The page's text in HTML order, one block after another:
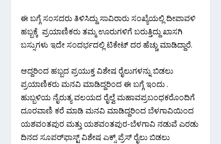
ಈ ಬಗ್ಗೆ ಸಂಸದರು ತಿಳಿಸಿದ್ದು ಸಾವಿರಾರು ಸಂಖ್ಯೆಯಲ್ಲಿ ದೀಪಾವಳಿ
ಹಬ್ಬಕ್ಕೆ ಪ್ರಯಾಣಿಕರು ತಮ್ಮ ಊರುಗಳಿಗೆ ಬರುತ್ತಿದ್ದು ಖಾಸಗಿ
ಬಸ್ಸುಗಳು ಇದೇ ಸಂದರ್ಭದಲ್ಲಿ ಟಿಕೇಟ್ ದರ ಹೆಚ್ಚು ಮಾಡಿದ್ದಾರೆ.
ಆದ್ದರಿಂದ ಹಬ್ಬದ ಪ್ರಯುಕ್ತ ವಿಶೇಷ ರೈಲುಗಳನ್ನು ಬಿಡಲು
ಪ್ರಯಾಣಿಕರು ಮನವಿ ಮಾಡಿದ್ದರಿಂದ ಈ ಬಗ್ಗೆ ಇಂದು .
ಹುಬ್ಬಳಿಯ ನೈರುತ್ಯ ವಲಯದ ರೈಲ್ವೆ ಮಹಾವಪ್ರಬಂಧಕರೊಂದಿಗೆ
ದೂರವಾಣಿ ಕರೆ ಮಾಡಿ ಮನವಿ ಮಾಡಿದ್ದರಿಂದ ಬೆಳಗಾವಿಯಿಂದ
ಯಶವಂತಪುರ ಮತ್ತು ಯಶವಂತಪುರ-ಬೆಳಗಾವಿ ನಡುವೆ ಎರಡು
ದಿನದ ಸೂಪರ್‌ಫಾಸ್ಟ್ ವಿಶೇಷ ಎಕ್ಸ್ ಪ್ರೆಸ್ ರೈಲು ಬಿಡಲು